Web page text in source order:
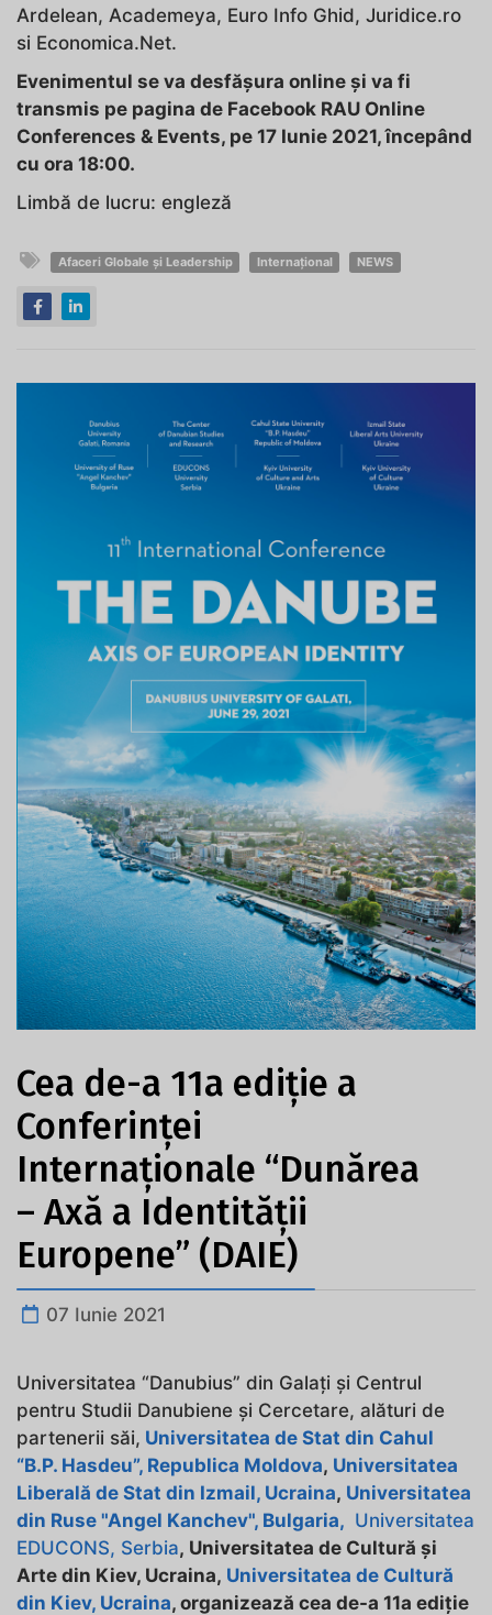
Ardelean, Academeya, Euro Info Ghid, Juridice.ro
si Economica.Net.
Evenimentul se va desfășura online și va fi
transmis pe pagina de Facebook RAU Online
Conferences & Events, pe 17 Iunie 2021, începând
cu ora 18:00.
Limbă de lucru: engleză
Afaceri Globale și Leadership Internațional NEWS
Cea de-a 11a ediție a
Conferinței
Internaționale “Dunărea
– Axă a Identității
Europene” (DAIE)
07 Iunie 2021
Universitatea “Danubius” din Galați și Centrul
pentru Studii Danubiene și Cercetare, alături de
partenerii săi, Universitatea de Stat din Cahul
“B.P. Hasdeu”, Republica Moldova, Universitatea
Liberală de Stat din Izmail, Ucraina, Universitatea
din Ruse "Angel Kanchev", Bulgaria, Universitatea
EDUCONS, Serbia, Universitatea de Cultură și
Arte din Kiev, Ucraina, Universitatea de Cultură
din Kiev, Ucraina, organizează cea de-a 11a ediție